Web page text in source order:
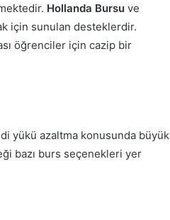
Hollanda Bursu ve
için sunulan desteklerdir.
öğrenciler için cazip bir
yükü azaltma konusunda büyük
bazı burs seçenekleri yer